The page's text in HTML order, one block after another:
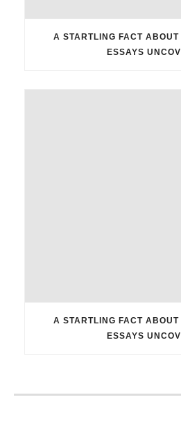
A STARTLING FACT
ESSAYS
A STARTLING FACT
ESSAYS